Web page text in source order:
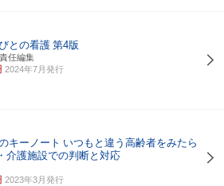
との看護 第4版
任編集
2024年7月発行
キーノート いつもと違う高齢者をみたら
介護施設での判断と対応
2023年3月発行